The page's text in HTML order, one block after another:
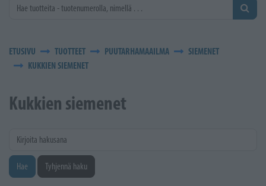
ETUSIVU TUOTTEET PUUTARHAMAAILMA
SIEMENET
KUKKIEN SIEMENET
Kukkien siemenet
Kirjoita hakusana
Hae Tyhjennä haku